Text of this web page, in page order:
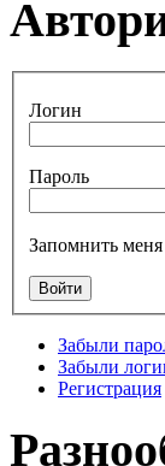
Логин
Пароль
Запомнить меня
Забыли
Забыли
Регистрация